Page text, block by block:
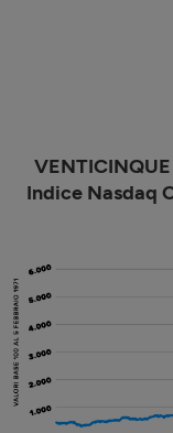
Indice Nasdaq